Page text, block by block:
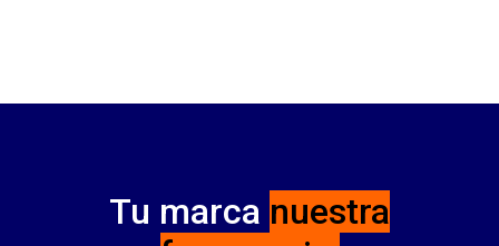
Tu marca nuestra